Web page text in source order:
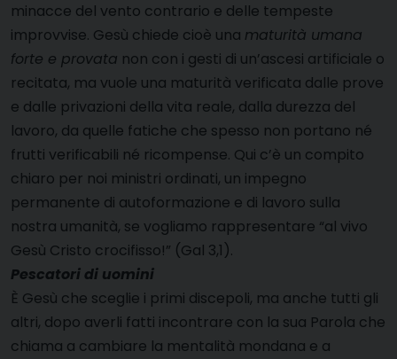
minacce del vento contrario e delle tempeste
improvvise. Gesù chiede cioè una maturità umana
forte e provata non con i gesti di un’ascesi artificiale o
recitata, ma vuole una maturità verificata dalle prove
e dalle privazioni della vita reale, dalla durezza del
lavoro, da quelle fatiche che spesso non portano né
frutti verificabili né ricompense. Qui c’è un compito
chiaro per noi ministri ordinati, un impegno
permanente di autoformazione e di lavoro sulla
nostra umanità, se vogliamo rappresentare “al vivo
Gesù Cristo crocifisso!” (Gal 3,1).
Pescatori di uomini
È Gesù che sceglie i primi discepoli, ma anche tutti gli
altri, dopo averli fatti incontrare con la sua Parola che
chiama a cambiare la mentalità mondana e a